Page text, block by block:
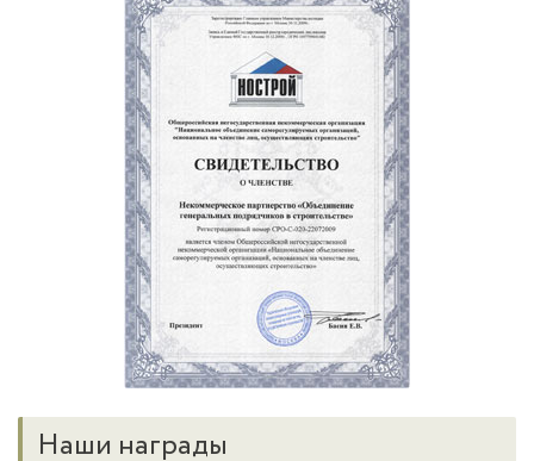
Наши награды